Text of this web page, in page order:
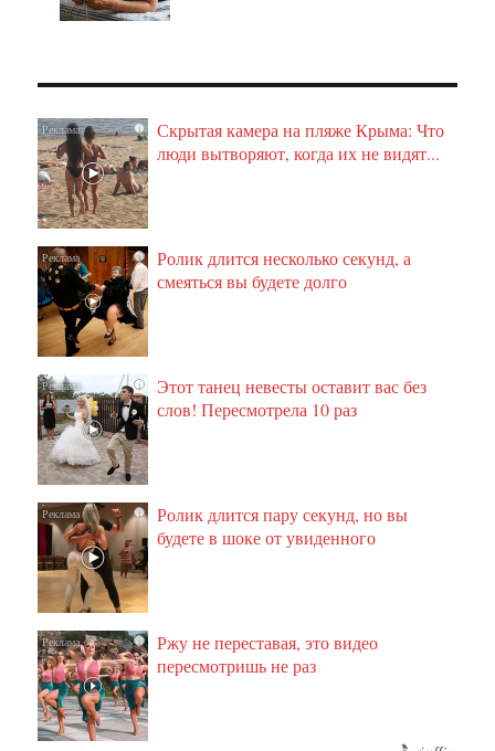
i
Скрытая камера на пляже Крыма: Что
люди вытворяют, когда их не видят...
i
Ролик длится несколько секунд, а
смеяться вы будете долго
i
Этот танец невесты оставит вас без
слов! Пересмотрела 10 раз
i
Ролик длится пару секунд, но вы
будете в шоке от увиденного
i
Ржу не переставая, это видео
пересмотришь не раз